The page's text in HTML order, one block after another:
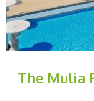
The Mulia